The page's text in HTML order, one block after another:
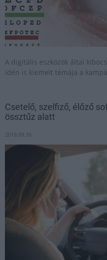
A digitális eszközök által
idén is kiemelt témája a
Csetelő, szelfiző, élőző
össztűz alatt
2019.09.16